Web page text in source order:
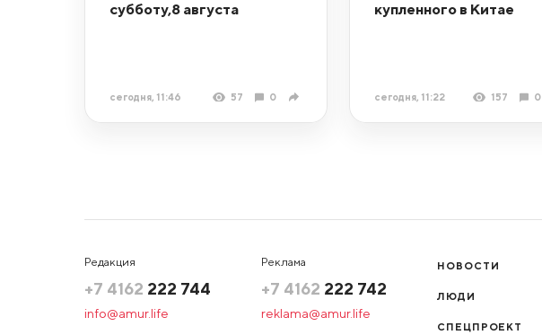
субботу,8 августа
сегодня, 11:46 57 0
купленного в Китае
сегодня, 11:22 157 0
Редакция
+7 4162 222 744
info@amur.life
Реклама
+7 4162 222 742
reklama@amur.life
НОВОСТИ
ЛЮДИ
СПЕЦПРОЕКТ